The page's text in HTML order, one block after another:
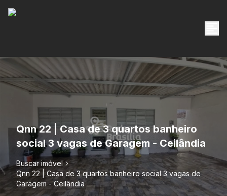
Qnn 22 | Casa de 3 quartos banheiro
social 3 vagas de Garagem - Ceilândia
Buscar imóvel
Qnn 22 | Casa de 3 quartos banheiro social 3 vagas de
Garagem - Ceilândia